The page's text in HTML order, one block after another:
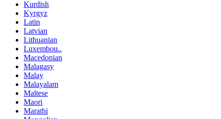
Kurdish
Kyrgyz
Latin
Latvian
Lithuanian
Luxembou..
Macedonian
Malagasy
Malay
Malayalam
Maltese
Maori
Marathi